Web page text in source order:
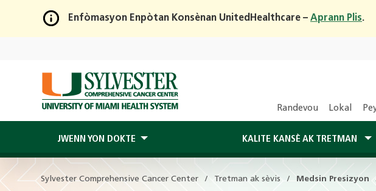
Skip
Main
Content
Enfòmasyon Enpòtan Konsènan UnitedHealthcare – Aprann Plis.
Randevou Lokal
JWENN YON DOKTE KALITE KANSÈ AK TRETMAN
Sylvester Comprehensive Cancer Center Tretman ak sèvis Medsin Presizyon